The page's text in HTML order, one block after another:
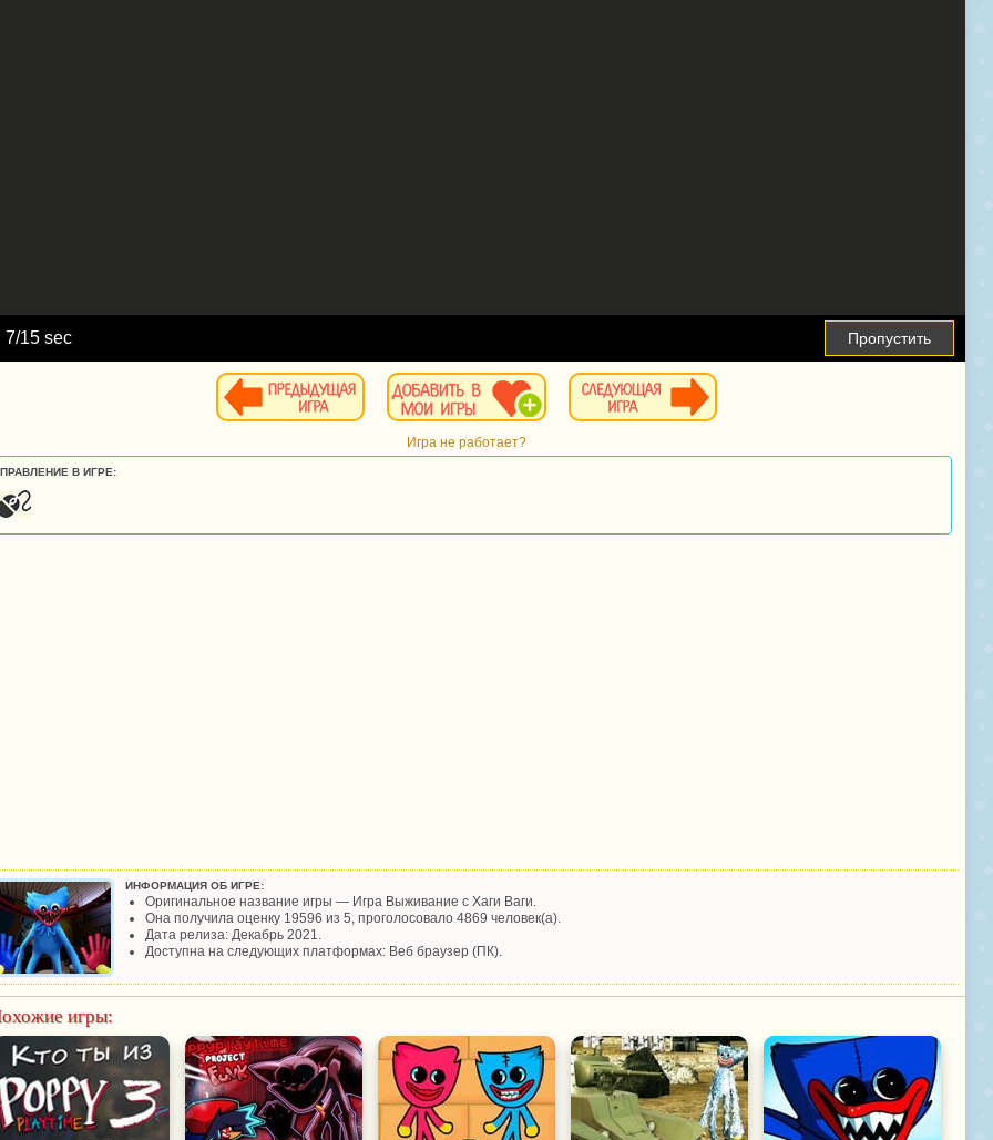
8/15 sec Пропустить
Игра не работает?
В ИГРЕ:
ИНФОРМАЦИЯ ОБ ИГРЕ:
Оригинальное название игры — Игра Выживание с Хаги Ваги.
Она получила оценку 19596 из 5, проголосовало 4869 человек(а).
Дата релиза: Декабрь 2021.
Доступна на следующих платформах: Веб браузер (ПК).
игры: